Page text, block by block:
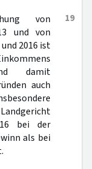
19
von
und von
2016 ist
damit
auch
bei der
als bei